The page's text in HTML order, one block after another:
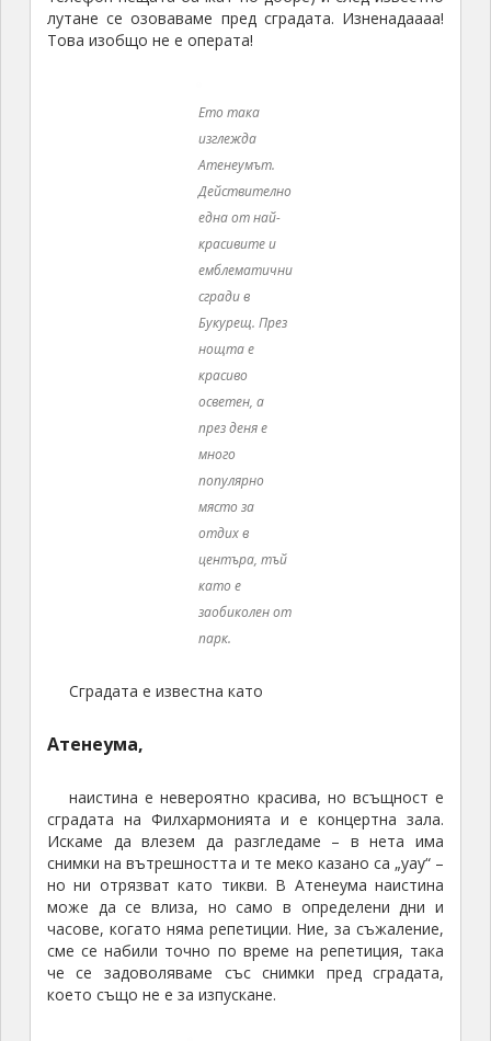
Ето така изглежда Атенеумът. Действително една от най-
красивите и емблематични сгради в Букурещ. През нощта е
красиво осветен, а през деня е много популярно място за
отдих в центъра, тъй като е заобиколен от парк.
Сградата е известна като
наистина е невероятно красива, но всъщност е
сградата на Филхармонията и е концертна зала.
Искаме да влезем да разгледаме – в нета има
но ни отрязват като тикви. В Атенеума наистина
може да се влиза, но само в определени дни и
часове, когато няма репетиции. Ние, за съжаление,
сме се набили точно по време на репетиция, така
че се задоволяваме със снимки пред сградата,
което също не е за изпускане.
сградите в
архитектурните
стилове е пълен.
Почти срещу Атенеума, в пълна негова
противоположност, се мъдри една мрачна соц
сграда, за която ми казаха, че била „офисът на
Елена Чаушеску“. Пред нея пък има някакви
изключително изкилиферчени скулптури (в стил
психеделичен соц реализъм). Никак не ми е